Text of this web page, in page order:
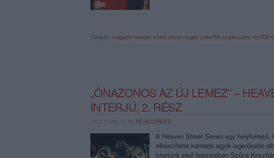
Címkék: magazin heaven street seven sugarcakethe sugarcubes rec008
„ÖNAZONOS AZ ÚJ LEMEZ” –
INTERJÚ, 2. RÉSZ
2012.11.29. 16:39, RERECORDER
A Heaven Street Seven egy
elkészítette karrierje egyik legerősebb
interjúnk első fejezetében Szűcs